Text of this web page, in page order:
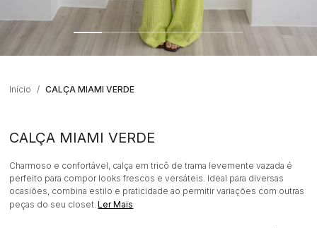
Início CALÇA MIAMI VERDE
CALÇA MIAMI VERDE
Charmoso e confortável, calça em tricô de trama levemente vazada é
perfeito para compor looks frescos e versáteis. Ideal para diversas
ocasiões, combina estilo e praticidade ao permitir variações com outras
peças do seu closet.Ler Mais